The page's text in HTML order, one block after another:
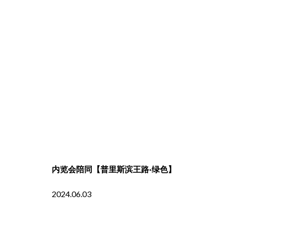
内览会陪同【普里斯滨王路·绿色】
2024.06.03